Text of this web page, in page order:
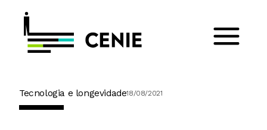
Tecnologia e longevidade18/08/2021